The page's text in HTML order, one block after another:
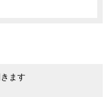
ます